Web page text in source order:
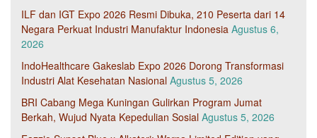
ILF dan IGT Expo 2026 Resmi Dibuka, 210 Peserta dari 14
Negara Perkuat Industri Manufaktur Indonesia Agustus 6,
2026
IndoHealthcare Gakeslab Expo 2026 Dorong Transformasi
Industri Alat Kesehatan Nasional Agustus 5, 2026
BRI Cabang Mega Kuningan Gulirkan Program Jumat
Berkah, Wujud Nyata Kepedulian Sosial Agustus 5, 2026